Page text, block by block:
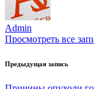
Admin
Просмотреть все
Навигация
по
Предыдущая запись